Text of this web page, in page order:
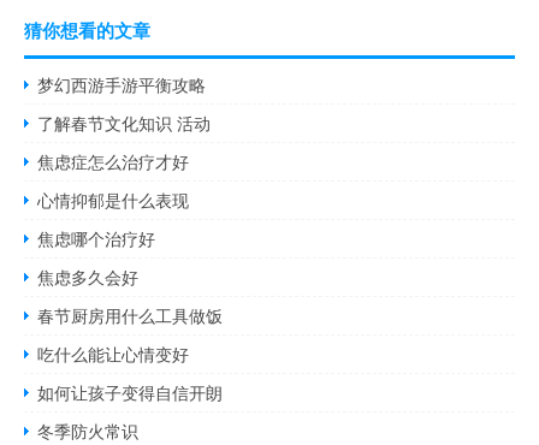
猜你想看的文章
梦幻西游手游平衡攻略
了解春节文化知识 活动
焦虑症怎么治疗才好
心情抑郁是什么表现
焦虑哪个治疗好
焦虑多久会好
春节厨房用什么工具做饭
吃什么能让心情变好
如何让孩子变得自信开朗
冬季防火常识